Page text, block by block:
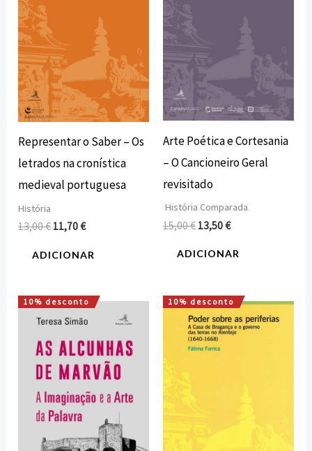
Representar o Saber – Os
letrados na cronística
medieval portuguesa
História
13,00€ 11,70€
ADICIONAR
Arte Poética e Cortesania
– O Cancioneiro Geral
revisitado
História Comparada
15,00€ 13,50€
ADICIONAR
10% desconto
O
preço
era:
10,00 €.
O
preço
é:
9,00 €.
10% desconto
O
preço
original
era:
O
preço
atual